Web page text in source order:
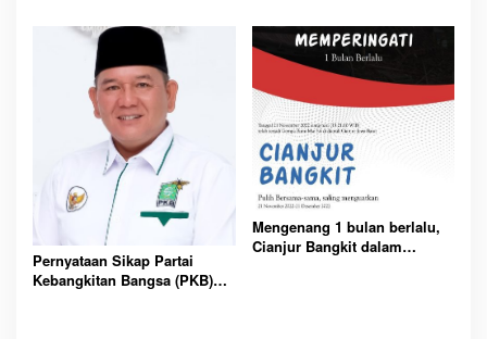
Pernyataan Sikap Partai
Kebangkitan Bangsa (PKB)
Mengenang 1 bulan berlalu,
Cianjur Bangkit dalam